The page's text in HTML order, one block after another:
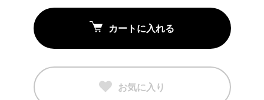
カートに入れる
お気に入り